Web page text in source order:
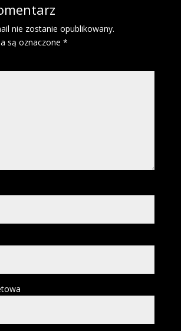
nie zostanie opublikowany.
są oznaczone *